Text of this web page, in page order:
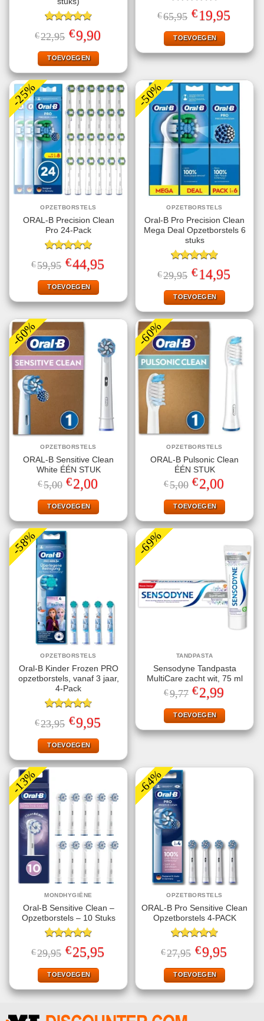
Gewaardeerd
4.87uit 5
€22,95 Oorspronkelijke
prijs
was:
€22,95.
€9,90Huidige
prijs
TOEVOEGEN
Gewaardeerd
4.80uit 5
€65,95 Oorspronkelijke
prijs
was:
€65,95.
€19,95prijs
TOEVOEGEN
-25%
OPZETBORSTELS
ORAL-B Precision Clean
Pro 24-Pack
Gewaardeerd
5.00uit 5
€59,95 Oorspronkelijke
prijs
was:
€59,95.
€44,95prijs
TOEVOEGEN
-50%
OPZETBORSTELS
Oral-B Pro Precision Clean
Mega Deal Opzetborstels 6
stuks
Gewaardeerd
4.80uit 5
€29,95 Oorspronkelijke
prijs
was:
€29,95.
€14,95prijs
TOEVOEGEN
-60%
OPZETBORSTELS
ORAL-B Sensitive Clean
White ÉÉN STUK
€5,00 Oorspronkelijke
prijs
was:
€5,00.
€2,00
is:
€2,00.
TOEVOEGEN
-60%
OPZETBORSTELS
ORAL-B Pulsonic Clean
ÉÉN STUK
€5,00 Oorspronkelijke
prijs
was:
€5,00.
€2,00
is:
€2,00.
TOEVOEGEN
-58%
OPZETBORSTELS
Oral-B Kinder Frozen PRO
opzetborstels, vanaf 3 jaar,
4-Pack
Gewaardeerd
4.67uit 5
€23,95 Oorspronkelijke
prijs
was:
€23,95.
€9,95prijs
TOEVOEGEN
-69%
TANDPASTA
Sensodyne Tandpasta
MultiCare zacht wit, 75 ml
€9,77 Oorspronkelijke
prijs
was:
€9,77.
€2,99
is:
€2,99.
TOEVOEGEN
-13%
MONDHYGIËNE
Oral-B Sensitive Clean –
Opzetborstels – 10 Stuks
Gewaardeerd
4.86uit 5
€29,95 Oorspronkelijke
prijs
was:
€29,95.
€25,95prijs
TOEVOEGEN
-64%
OPZETBORSTELS
ORAL-B Pro Sensitive Clean
Opzetborstels 4-PACK
Gewaardeerd
4.75uit 5
€27,95 Oorspronkelijke
prijs
was:
€27,95.
€9,95prijs
TOEVOEGEN